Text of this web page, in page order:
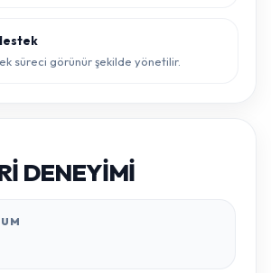
süreci görünür şekilde yönetilir.
DENEYIMI